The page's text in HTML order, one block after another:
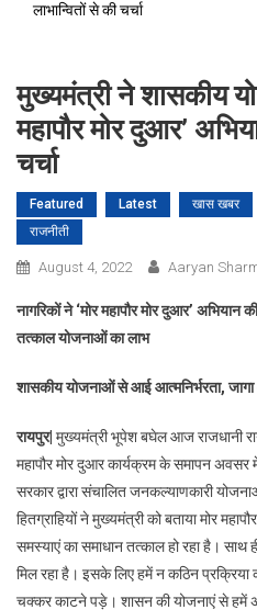
लाभान्वितों से की चर्चा
मुख्यमंत्री ने शासकीय
महापौर मोर दुआर’
चर्चा
Featured Latest खास खबर
राजनीती
August 4, 2022 Aaryan
नागरिकों ने‘मोर महापौर मोर दुआर’ अभियान
तत्काल योजनाओं का लाभ
शासकीय योजनाओं से आई आत्मनिर्भरता, जागा
रायपुर| मुख्यमंत्री भूपेश बघेल आज राजधानी
महापौर मोर दुआर कार्यक्रम के समापन अवसर
सरकार द्वारा संचालित जनकल्याणकारी
हितग्राहियों ने मुख्यमंत्री को बताया मोर
समस्याएं का समाधान तत्काल हो रहा है।
मिल रहा है। इसके लिए हमें न कठिन प्रक्रिया
चक्कर काटने पड़े। शासन की योजनाएं से हमें